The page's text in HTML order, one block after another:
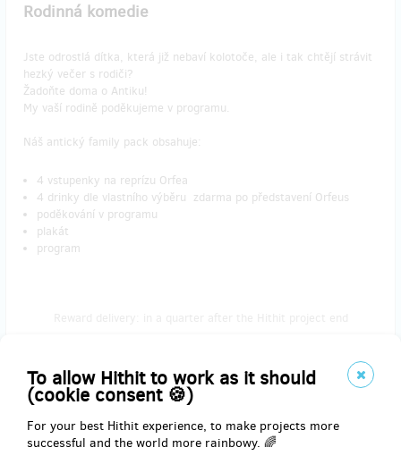
To allow Hithit to work as it should
(cookie consent 🍪)
For your best Hithit experience, to make projects more
successful and the world more rainbowy. 🌈
Rodinná komedie
Jste odrostlá dítka, která již nebaví kolotoče, ale i tak chtějí strávit
hezký večer s rodiči?
Žadoňte doma o Antiku!
My vaší rodině poděkujeme v programu.
Náš antický family pack obsahuje:
4 vstupenky na reprízu Orfea
4 drinky dle vlastního výběru zdarma po představení Orfeus
poděkování v programu
plakát
program
remaining 18
Best of VILA 17/18